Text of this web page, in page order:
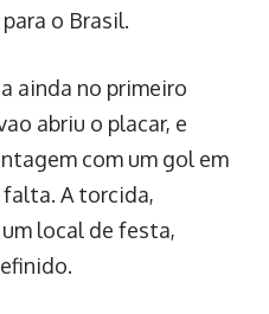
o Brasil.
ainda no primeiro
abriu o placar, e
com um gol em
A torcida,
local de festa,